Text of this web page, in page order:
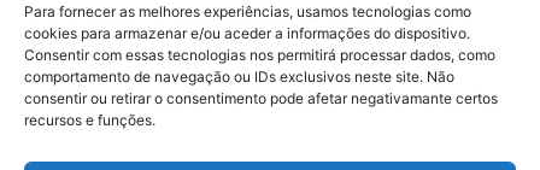
Para fornecer as melhores experiências, usamos tecnologias como
cookies para armazenar e/ou aceder a informações do dispositivo.
Consentir com essas tecnologias nos permitirá processar dados, como
comportamento de navegação ou IDs exclusivos neste site. Não
consentir ou retirar o consentimento pode afetar negativamante certos
recursos e funções.